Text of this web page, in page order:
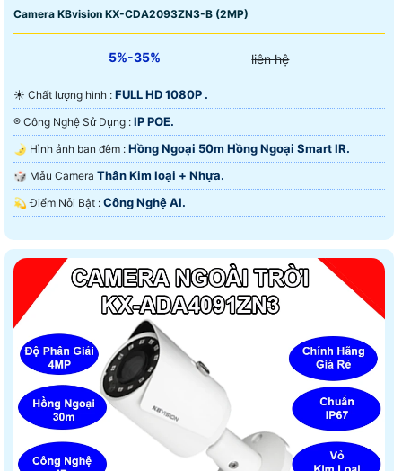
Camera KBvision KX-CDA2093ZN3-B (2MP)
5%-35% liên hệ
☀️ Chất lượng hình : FULL HD 1080P .
®️ Công Nghệ Sử Dụng : IP POE.
🌛 Hình ảnh ban đêm : Hồng Ngoại 50m Hồng Ngoại Smart IR.
🎲 Mẫu Camera Thân Kim loại + Nhựa.
️💫 Điểm Nỗi Bật : Công Nghệ AI.